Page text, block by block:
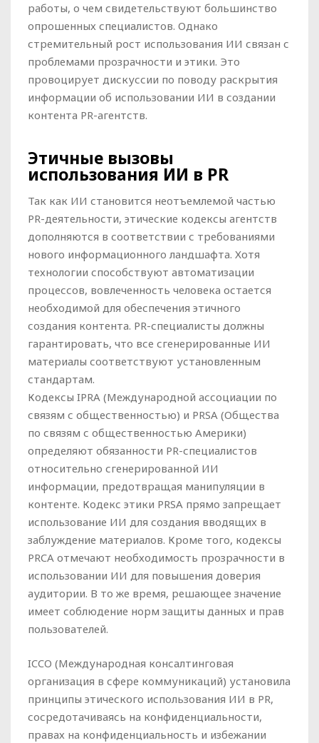
работы, о чем свидетельствуют большинство
опрошенных специалистов. Однако
стремительный рост использования ИИ связан с
проблемами прозрачности и этики. Это
провоцирует дискуссии по поводу раскрытия
информации об использовании ИИ в создании
контента PR-агентств.
Этичные вызовы
использования ИИ в PR
Так как ИИ становится неотъемлемой частью
PR-деятельности, этические кодексы агентств
дополняются в соответствии с требованиями
нового информационного ландшафта. Хотя
технологии способствуют автоматизации
процессов, вовлеченность человека остается
необходимой для обеспечения этичного
создания контента. PR-специалисты должны
гарантировать, что все сгенерированные ИИ
материалы соответствуют установленным
стандартам.
Кодексы IPRA (Международной ассоциации по
связям с общественностью) и PRSA (Общества
по связям с общественностью Америки)
определяют обязанности PR-специалистов
относительно сгенерированной ИИ
информации, предотвращая манипуляции в
контенте. Кодекс этики PRSA прямо запрещает
использование ИИ для создания вводящих в
заблуждение материалов. Кроме того, кодексы
PRCA отмечают необходимость прозрачности в
использовании ИИ для повышения доверия
аудитории. В то же время, решающее значение
имеет соблюдение норм защиты данных и прав
пользователей.
ICCO (Международная консалтинговая
организация в сфере коммуникаций) установила
принципы этического использования ИИ в PR,
сосредотачиваясь на конфиденциальности,
правах на конфиденциальность и избежании